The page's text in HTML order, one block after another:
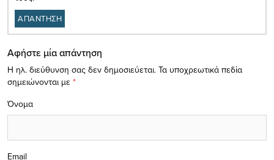
ΑΠΑΝΤΗΣΗ
Αφήστε μία απάντηση
Η ηλ. διεύθυνση σας δεν δημοσιεύεται. Τα υποχρεωτικά πεδία
σημειώνονται με *
Όνομα
Email